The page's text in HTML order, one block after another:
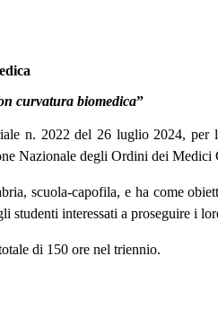
curvatura biomedica”
n. 2022 del 26 luglio 2024, per
Nazionale degli Ordini dei
scuola-capofila, e ha come
studenti interessati a proseguire i
di 150 ore nel triennio.